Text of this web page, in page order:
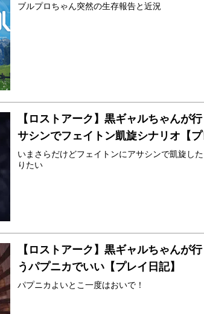
ブルプロちゃん突然の生存報告と近況
【ロストアーク】黒ギャルちゃんが
サシンでフェイトン凱旋シナリオ【プ
いまさらだけどフェイトンにアサシンで凱旋し
りたい
【ロストアーク】黒ギャルちゃんが
うパプニカでいい【プレイ日記】
パプニカよいとこ一度はおいで！